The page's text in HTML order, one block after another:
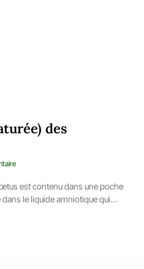
des
est contenu dans une poche
dans le liquide amniotique qui…